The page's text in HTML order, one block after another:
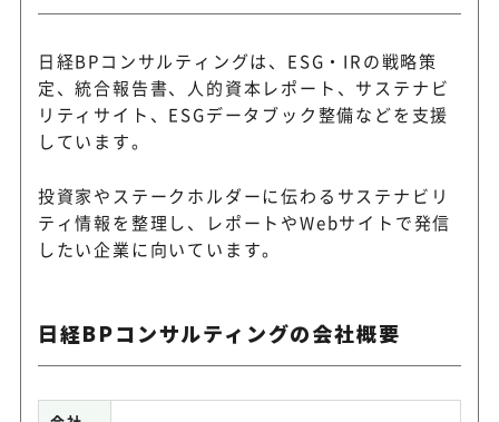
日経BPコンサルティングは、ESG・IRの戦略策
定、統合報告書、人的資本レポート、サステナビ
リティサイト、ESGデータブック整備などを支援
しています。
投資家やステークホルダーに伝わるサステナビリ
ティ情報を整理し、レポートやWebサイトで発信
したい企業に向いています。
日経BPコンサルティングの会社概要